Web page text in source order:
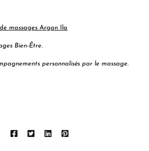
de massages Argan Ila
Bien-Être.
personnalisés par le massage.